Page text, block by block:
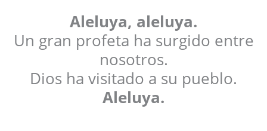
Aleluya, aleluya.
Un gran profeta ha surgido entre
nosotros.
Dios ha visitado a su pueblo.
Aleluya.